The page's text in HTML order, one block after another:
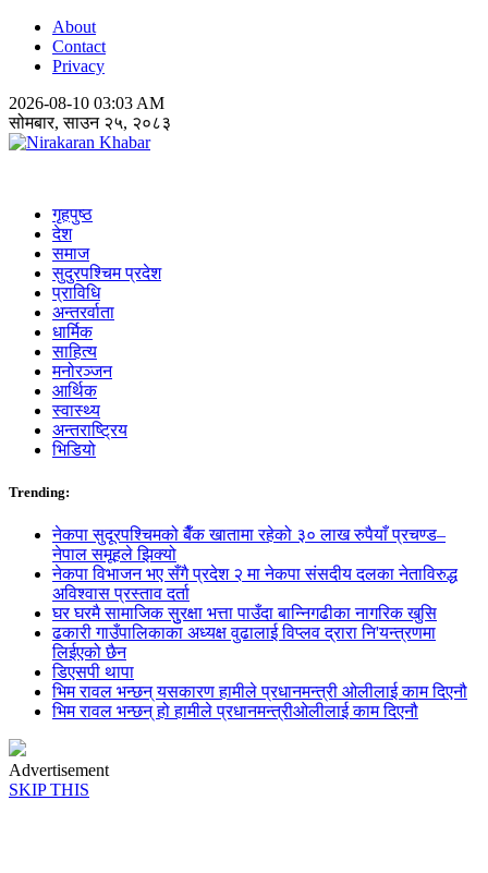
About
Contact
Privacy
2026-08-10 03:03 AM
सोमबार, साउन २५, २०८३
गृहपुष्ठ
देश
समाज
सुदुरपश्चिम प्रदेश
प्राविधि
अन्तरर्वाता
धार्मिक
साहित्य
मनोरञ्जन
आर्थिक
स्वास्थ्य
अन्तराष्ट्रिय
भिडियो
Trending:
नेकपा सुदूरपश्चिमको बैँक खातामा रहेको ३० लाख रुपैयाँ प्रचण्ड–
नेपाल समूहले झिक्य‍ो
नेकपा विभाजन भए सँगै प्रदेश २ मा नेकपा संसदीय दलका नेताविरुद्ध
अविश्वास प्रस्ताव दर्ता
घर घरमै सामाजिक सुुरक्षा भत्ता पाउँदा बान्निगढीका नागरिक खुसि
ढकारी गाउँपालिकाका अध्यक्ष वुढालाई विप्लव द्रारा नि'यन्त्रणमा
लिईएको छैन
डिएसपी थापा
भिम रावल भन्छन् यसकारण हामीले प्रधानमन्त्री ओलीलाई काम दिएनौ
भिम रावल भन्छन् हो हामीले प्रधानमन्त्रीओलीलाई काम दिएनौ
Advertisement
SKIP THIS